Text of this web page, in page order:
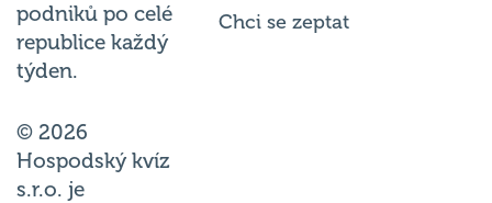
podniků po celé
republice každý
týden.
© 2026
Hospodský kvíz
s.r.o. je
Chci se zeptat